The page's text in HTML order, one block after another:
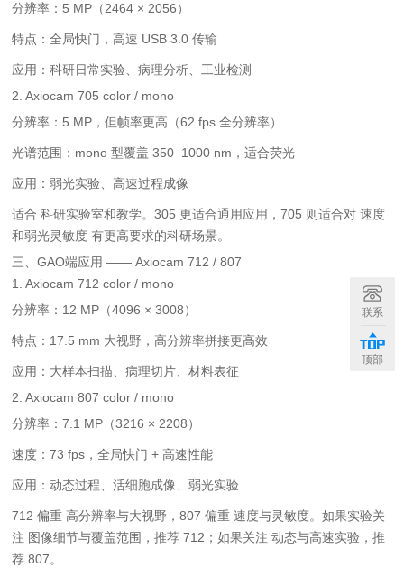
分辨率：5 MP（2464 × 2056）
特点：全局快门，高速 USB 3.0 传输
应用：科研日常实验、病理分析、工业检测
2. Axiocam 705 color / mono
分辨率：5 MP，但帧率更高（62 fps 全分辨率）
光谱范围：mono 型覆盖 350–1000 nm，适合荧光
应用：弱光实验、高速过程成像
适合 科研实验室和教学。305 更适合通用应用，705 则适合对 速度
和弱光灵敏度 有更高要求的科研场景。
三、GAO端应用 —— Axiocam 712 / 807
1. Axiocam 712 color / mono
分辨率：12 MP（4096 × 3008）
特点：17.5 mm 大视野，高分辨率拼接更高效
应用：大样本扫描、病理切片、材料表征
2. Axiocam 807 color / mono
分辨率：7.1 MP（3216 × 2208）
速度：73 fps，全局快门 + 高速性能
应用：动态过程、活细胞成像、弱光实验
712 偏重 高分辨率与大视野，807 偏重 速度与灵敏度。如果实验关
注 图像细节与覆盖范围，推荐 712；如果关注 动态与高速实验，推
荐 807。
联系
顶部